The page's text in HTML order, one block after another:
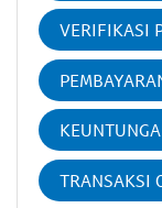
VERIFIKASI
TRANSAKSI